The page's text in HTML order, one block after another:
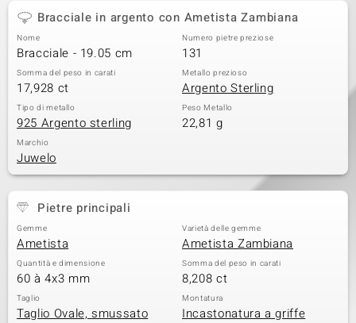
Bracciale in argento con Ametista Zambiana
Nome
Bracciale - 19.05 cm
Numero pietre preziose
131
Somma del peso in carati
17,928 ct
Metallo prezioso
Argento Sterling
Tipo di metallo
925 Argento sterling
Peso Metallo
22,81 g
Marchio
Juwelo
Pietre principali
Gemme
Ametista
Varietà delle gemme
Ametista Zambiana
Quantità e dimensione
60 à 4x3 mm
Somma del peso in carati
8,208 ct
Taglio
Taglio Ovale, smussato
Montatura
Incastonatura a griffe